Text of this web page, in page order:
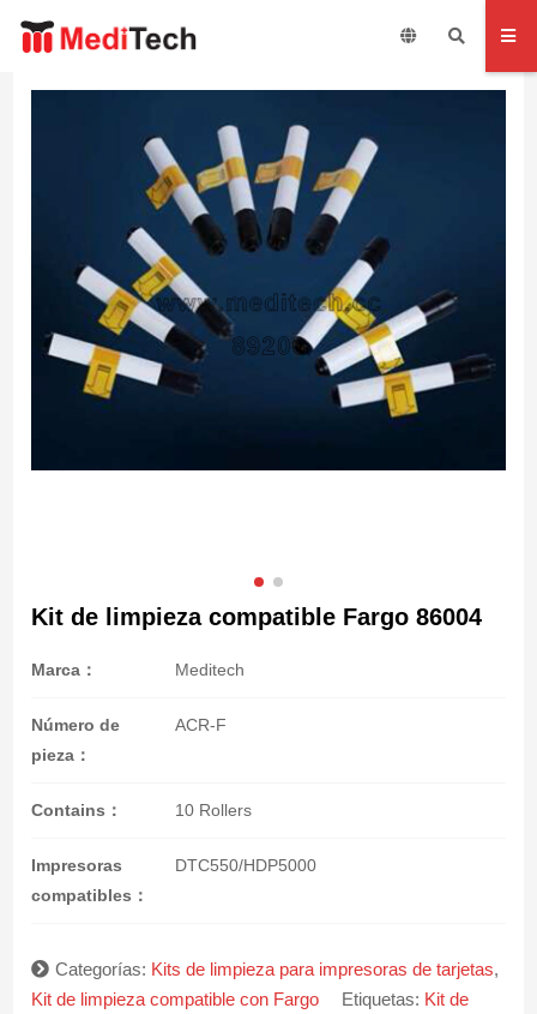
Kit de limpieza compatible Fargo 86004
Marca： Meditech
Número de
pieza：
ACR-F
Contains： 10 Rollers
Impresoras
compatibles：
DTC550/HDP5000
Categorías: Kits de limpieza para impresoras de tarjetas,
Kit de limpieza compatible con Fargo
Etiquetas: Kit de